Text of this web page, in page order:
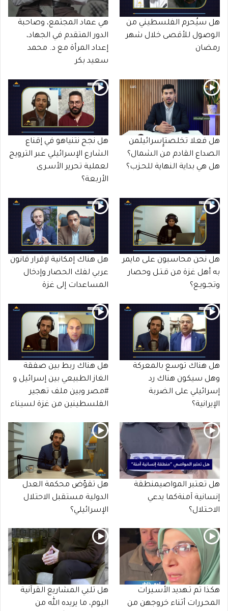
هل سيُحرم الفلسطيني من
الوصول للأقصى خلال شهر
رمضان
هي عماد المجتمع، وصاحبة
الدور المتقدم في الجهاد،
إعداد المرأة مع د. محمد
سعيد بكر
هل فعلا تخلصتإٍسرائيلمن
الصداع القادم من الشمال؟
هل هي بداية النهاية للحـزب؟
هل نجح نتنياهو في إقناع
الشارع الإسرائيلي عبر الترويج
لعملية تحرير الأسـرى
الأربعة؟
هل نحن محاسبون على مايمر
به أهل غزة من قـتـل وحصار
وتجـويـع؟
هل هناك إمكانية لإقرار قانون
عربي لفك الحصار وإدخال
المساعدات إلى غزة
هل هناك توسع بالمعركة
وهل سيكون هناك رد
إسرائيلي على الضربة
الإيرانية؟
هل هناك ربط بين صفقة
الغاز الطبيعي بين إسرائيل و
#مصر وبين ملف تهجير
الفلسطينين من غزة لسيناء
هل تعتبر المواصيمنطقة
إنسانية آمنةكما يدعي
الاحـتلال؟
هل تقوّض محكمة العدل
الدولية مستقبل الاحتلال
الإسرائيلي؟
هكذا تم تـهديد الأسـيرات
المحـررات أثناء خروجهن من
هل تلبي المشاريع القرآنية
اليوم، ما يريده الله من